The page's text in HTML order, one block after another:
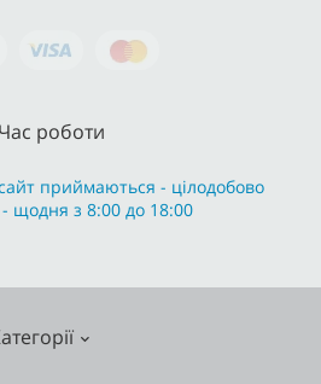
Час роботи
приймаються - цілодобово
щодня з 8:00 до 18:00